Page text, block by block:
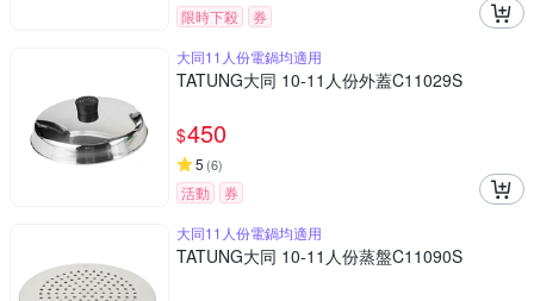
限時下殺
券
大同11人份電鍋均適用
TATUNG大同 10-11人份外蓋C11029S
$450
5 (6)
活動
券
大同11人份電鍋均適用
TATUNG大同 10-11人份蒸盤C11090S